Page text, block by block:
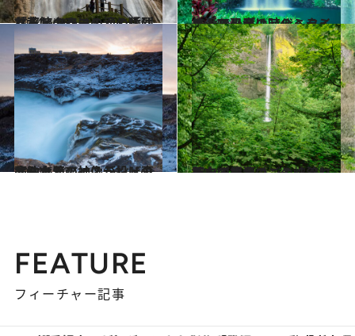
2014.6.20
「花嫁のベール」と呼ばれるメキシコの滝の猛烈な水しぶき
旅＆お出かけ 2014.6.3
オーストラリアのミラミラ滝で恐竜の時代へタイムトリップ
旅＆お出かけ
2014.5.12
北欧土着の神像が投げ棄てられたアイスランドの豪快な滝
旅＆お出かけ 2014.5.3
純白の絹糸のごとく流れ落ちるオレゴンの峡谷にたたずむ滝
旅＆お出かけ
FEATURE
フィーチャー記事